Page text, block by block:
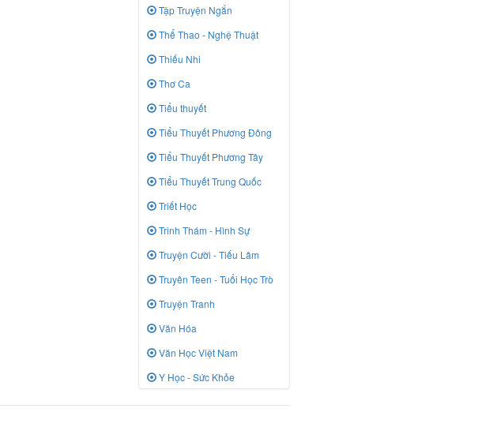
Tập Truyện Ngắn
Thể Thao - Nghệ Thuật
Thiếu Nhi
Thơ Ca
Tiểu thuyết
Tiểu Thuyết Phương Đông
Tiểu Thuyết Phương Tây
Tiểu Thuyết Trung Quốc
Triết Học
Trinh Thám - Hình Sự
Truyện Cười - Tiếu Lâm
Truyên Teen - Tuổi Học Trò
Truyện Tranh
Văn Hóa
Văn Học Việt Nam
Y Học - Sức Khỏe